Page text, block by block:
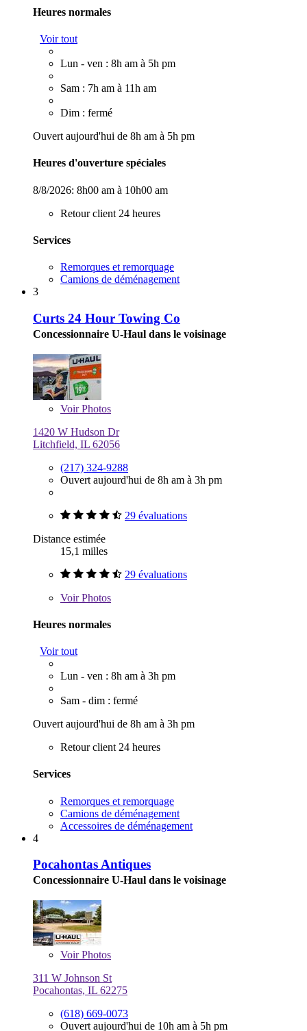
Heures normales
Voir tout
Lun - ven : 8h am à 5h pm
Sam : 7h am à 11h am
Dim : fermé
Ouvert aujourd'hui de 8h am à 5h pm
Heures d'ouverture spéciales
8/8/2026: 8h00 am à 10h00 am
Retour client 24 heures
Services
Remorques et remorquage
Camions de déménagement
3
Curts 24 Hour Towing Co
Concessionnaire U-Haul dans le voisinage
VoirPhotos
1420 W Hudson Dr
Litchfield, IL 62056
(217) 324-9288
Ouvert aujourd'hui de 8h am à 3h pm
29 évaluations
Distance estimée
15,1 milles
29 évaluations
VoirPhotos
Heures normales
Voir tout
Lun - ven : 8h am à 3h pm
Sam - dim : fermé
Ouvert aujourd'hui de 8h am à 3h pm
Retour client 24 heures
Services
Remorques et remorquage
Camions de déménagement
Accessoires de déménagement
4
Pocahontas Antiques
Concessionnaire U-Haul dans le voisinage
VoirPhotos
311 W Johnson St
Pocahontas, IL 62275
(618) 669-0073
Ouvert aujourd'hui de 10h am à 5h pm